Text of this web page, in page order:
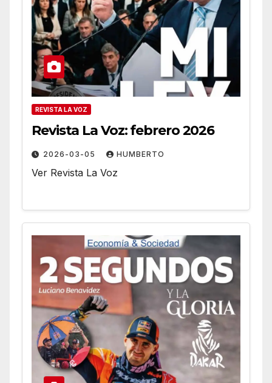
REVISTA LA VOZ
Revista La Voz: febrero 2026
2026-03-05 HUMBERTO
Ver Revista La Voz